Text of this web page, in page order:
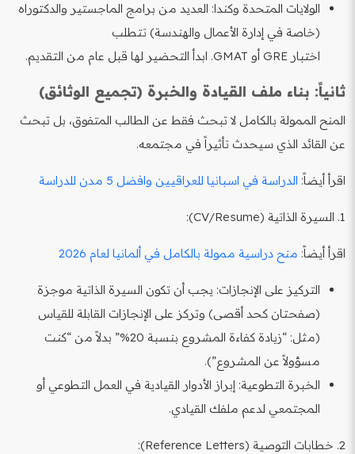
الولايات المتحدة وكندا: العديد من برامج الماجستير والدكتوراه
(خاصة في إدارة الأعمال والهندسة) تتطلب
اختبار GRE أو GMAT. ابدأ التحضير لها قبل عام من التقديم.
ثانياً: بناء ملف القيادة والخبرة (تجميع الوثائق)
المنح الممولة بالكامل لا تبحث فقط عن الطالب المتفوق، بل تبحث
عن القائد الذي سيحدث تأثيراً في مجتمعه.
اقرأ أيضاً: الدراسة في اسبانيا للعراقيين وافضل 5 مدن للدراسة
1. السيرة الذاتية (CV/Resume):
اقرأ أيضاً: منح دراسية ممولة بالكامل في ألمانيا لعام 2026
التركيز على الإنجازات: يجب أن تكون السيرة الذاتية موجزة
(صفحتان كحد أقصى) وتركز على الإنجازات القابلة للقياس
(مثل: “زيادة كفاءة المشروع بنسبة 20%” بدلاً من “كنت
مسؤولاً عن المشروع”).
الخبرة التطوعية: إبراز الأدوار القيادية في العمل التطوعي أو
المجتمعي لدعم ملفك القيادي.
2. خطابات التوصية (Reference Letters):